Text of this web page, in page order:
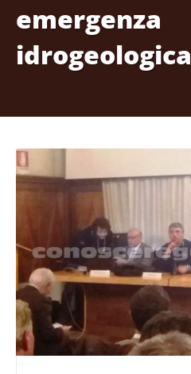
emergenza
idrogeologica